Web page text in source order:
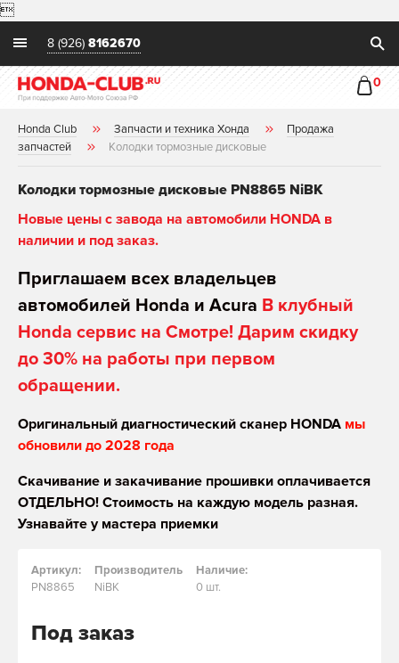

8 (926) 8162670
0
Honda Club Запчасти и техника Хонда
Продажа
запчастей
Колодки тормозные дисковые
Колодки тормозные дисковые PN8865 NiBK
Новые цены с завода на автомобили HONDA в
наличии и под заказ.
Приглашаем всех владельцев
автомобилей Honda и Acura В клубный
Honda сервис на Смотре! Дарим скидку
до 30% на работы при первом
обращении.
Оригинальный диагностический сканер HONDA мы
обновили до 2028 года
Скачивание и закачивание прошивки оплачивается
ОТДЕЛЬНО! Стоимость на каждую модель разная.
Узнавайте у мастера приемки
Артикул:
PN8865
Производитель
NiBK
Наличие:
0 шт.
Под заказ